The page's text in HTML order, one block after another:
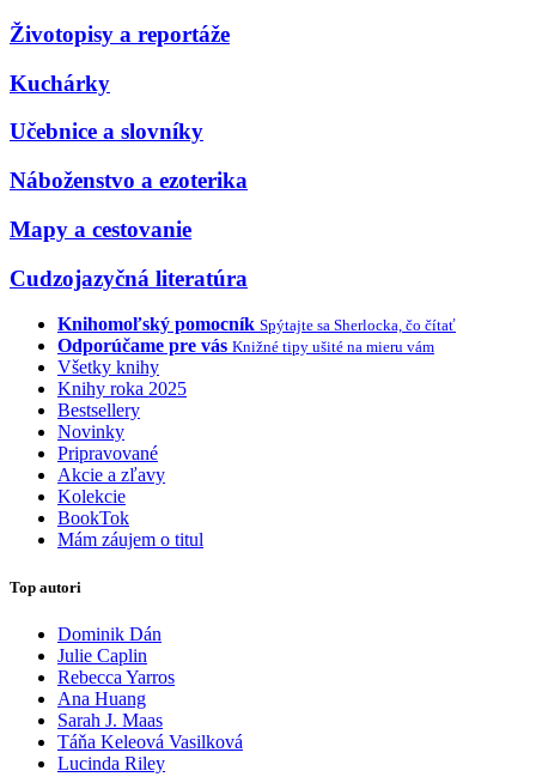
Životopisy a reportáže
Kuchárky
Učebnice a slovníky
Náboženstvo a ezoterika
Mapy a cestovanie
Cudzojazyčná literatúra
Knihomoľský pomocník Spýtajte sa Sherlocka, čo čítať
Odporúčame pre vás Knižné tipy ušité na mieru vám
Všetky knihy
Knihy roka 2025
Bestsellery
Novinky
Pripravované
Akcie a zľavy
Kolekcie
BookTok
Mám záujem o titul
Top autori
Dominik Dán
Julie Caplin
Rebecca Yarros
Ana Huang
Sarah J. Maas
Táňa Keleová Vasilková
Lucinda Riley